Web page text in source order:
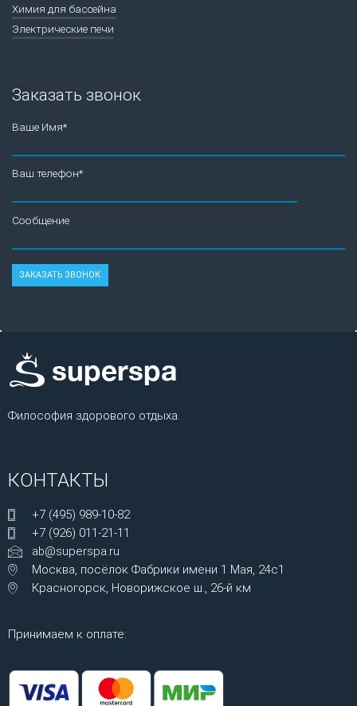
Химия для бассейна
Электрические печи
Заказать звонок
Ваше Имя*
Ваш телефон*
Сообщение
Философия здорового отдыха.
КОНТАКТЫ
+7 (495) 989-10-82
+7 (926) 011-21-11
ab@superspa.ru
Москва, посёлок Фабрики имени 1 Мая, 24с1
Красногорск, Новорижское ш., 26-й км
Принимаем к оплате: